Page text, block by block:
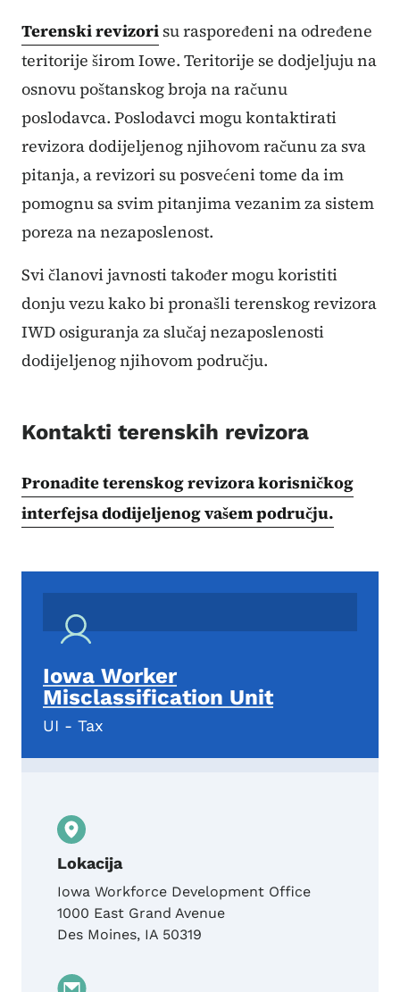
Terenski revizori su raspoređeni na određene
teritorije širom Iowe. Teritorije se dodjeljuju na
osnovu poštanskog broja na računu
poslodavca. Poslodavci mogu kontaktirati
revizora dodijeljenog njihovom računu za sva
pitanja, a revizori su posvećeni tome da im
pomognu sa svim pitanjima vezanim za sistem
poreza na nezaposlenost.
Svi članovi javnosti također mogu koristiti
donju vezu kako bi pronašli terenskog revizora
IWD osiguranja za slučaj nezaposlenosti
dodijeljenog njihovom području.
Kontakti terenskih revizora
Pronađite terenskog revizora korisničkog
interfejsa dodijeljenog vašem području.
Iowa Worker
Misclassification Unit
UI - Tax
Lokacija
Iowa Workforce Development Office
1000 East Grand Avenue
Des Moines, IA 50319